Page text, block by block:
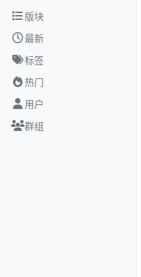
跳转至内容
版块
最新
标签
热门
用户
群组